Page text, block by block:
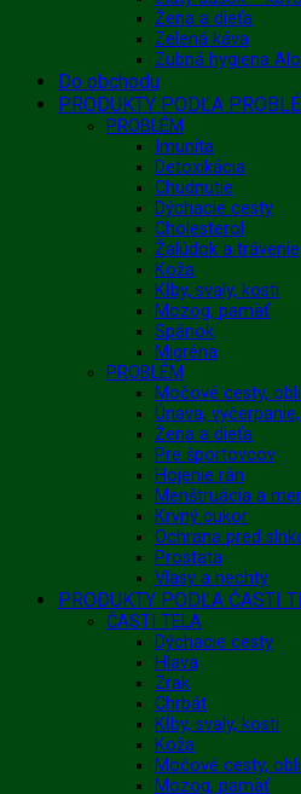
Žena a dieťa
Zelená káva
Zubná hygiena
Do obchodu
PRODUKTY PODĽA
PROBLÉM
Imunita
Detoxikácia
Chudnutie
Dýchacie cesty
Cholesterol
Žalúdok a trávenie
Koža
Kĺby, svaly, kosti
Mozog, pamäť
Spánok
Migréna
PROBLÉM
Močové cesty,
Únava,
Žena a dieťa
Pre športovcov
Hojenie rán
Menštruácia a
Krvný cukor
Ochrana pred
Prostata
Vlasy a nechty
PRODUKTY PODĽA ČASTI
ČASTI TELA
Dýchacie cesty
Hlava
Zrak
Chrbát
Kĺby, svaly, kosti
Koža
Močové cesty,
Mozog, pamäť